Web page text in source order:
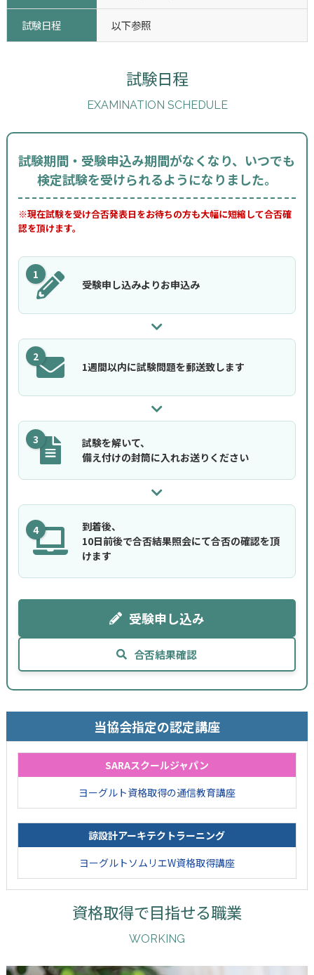
試験日程 以下参照
試験日程
EXAMINATION SCHEDULE
試験期間・受験申込み期間がなくなり、いつでも
検定試験を受けられるようになりました。
※現在試験を受け合否発表日をお待ちの方も大幅に短縮して合否確
認を頂けます。
1
受験申し込みよりお申込み
2
1週間以内に試験問題を郵送致します
3
試験を解いて、
備え付けの封筒に入れお送りください
4
到着後、
10日前後で合否結果照会にて合否の確認を頂
けます
受験申し込み
合否結果確認
当協会指定の認定講座
SARAスクールジャパン
ヨーグルト資格取得の通信教育講座
諒設計アーキテクトラーニング
ヨーグルトソムリエW資格取得講座
資格取得で目指せる職業
WORKING